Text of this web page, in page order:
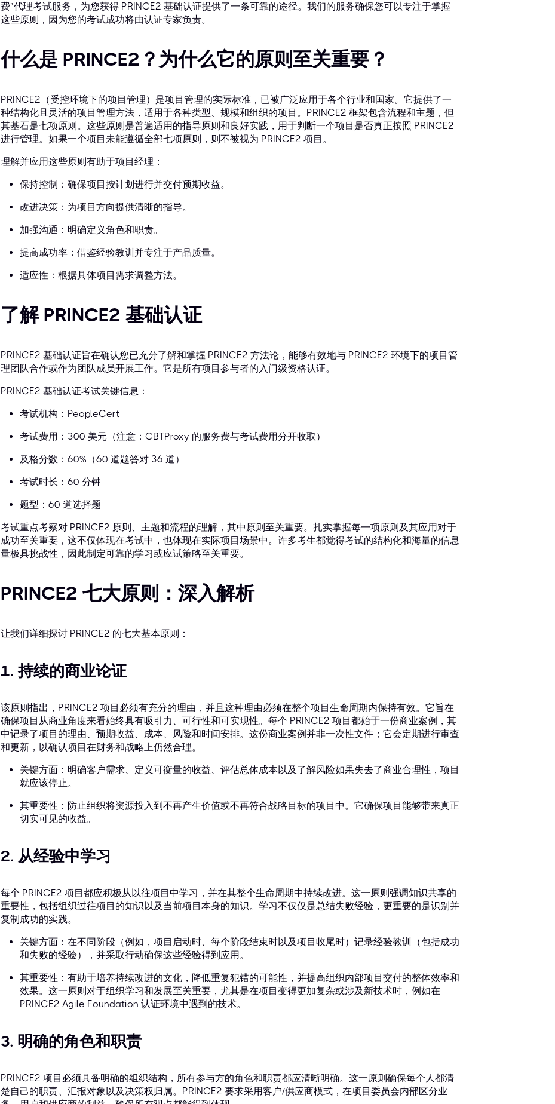
费”代理考试服务，为您获得 PRINCE2 基础认证提供了一条可靠的途径。我们的服务确保您可以专注于掌握
这些原则，因为您的考试成功将由认证专家负责。
什么是 PRINCE2？为什么它的原则至关重要？
PRINCE2（受控环境下的项目管理）是项目管理的实际标准，已被广泛应用于各个行业和国家。它提供了一
种结构化且灵活的项目管理方法，适用于各种类型、规模和组织的项目。PRINCE2 框架包含流程和主题，但
其基石是七项原则。这些原则是普遍适用的指导原则和良好实践，用于判断一个项目是否真正按照 PRINCE2
进行管理。如果一个项目未能遵循全部七项原则，则不被视为 PRINCE2 项目。
理解并应用这些原则有助于项目经理：
保持控制：确保项目按计划进行并交付预期收益。
改进决策：为项目方向提供清晰的指导。
加强沟通：明确定义角色和职责。
提高成功率：借鉴经验教训并专注于产品质量。
适应性：根据具体项目需求调整方法。
了解 PRINCE2 基础认证
PRINCE2 基础认证旨在确认您已充分了解和掌握 PRINCE2 方法论，能够有效地与 PRINCE2 环境下的项目管
理团队合作或作为团队成员开展工作。它是所有项目参与者的入门级资格认证。
PRINCE2 基础认证考试关键信息：
考试机构：PeopleCert
考试费用：300 美元（注意：CBTProxy 的服务费与考试费用分开收取）
及格分数：60%（60 道题答对 36 道）
考试时长：60 分钟
题型：60 道选择题
考试重点考察对 PRINCE2 原则、主题和流程的理解，其中原则至关重要。扎实掌握每一项原则及其应用对于
成功至关重要，这不仅体现在考试中，也体现在实际项目场景中。许多考生都觉得考试的结构化和海量的信息
量极具挑战性，因此制定可靠的学习或应试策略至关重要。
PRINCE2 七大原则：深入解析
让我们详细探讨 PRINCE2 的七大基本原则：
1. 持续的商业论证
该原则指出，PRINCE2 项目必须有充分的理由，并且这种理由必须在整个项目生命周期内保持有效。它旨在
确保项目从商业角度来看始终具有吸引力、可行性和可实现性。每个 PRINCE2 项目都始于一份商业案例，其
中记录了项目的理由、预期收益、成本、风险和时间安排。这份商业案例并非一次性文件；它会定期进行审查
和更新，以确认项目在财务和战略上仍然合理。
关键方面：明确客户需求、定义可衡量的收益、评估总体成本以及了解风险如果失去了商业合理性，项目
就应该停止。
其重要性：防止组织将资源投入到不再产生价值或不再符合战略目标的项目中。它确保项目能够带来真正
切实可见的收益。
2. 从经验中学习
每个 PRINCE2 项目都应积极从以往项目中学习，并在其整个生命周期中持续改进。这一原则强调知识共享的
重要性，包括组织过往项目的知识以及当前项目本身的知识。学习不仅仅是总结失败经验，更重要的是识别并
复制成功的实践。
关键方面：在不同阶段（例如，项目启动时、每个阶段结束时以及项目收尾时）记录经验教训（包括成功
和失败的经验），并采取行动确保这些经验得到应用。
其重要性：有助于培养持续改进的文化，降低重复犯错的可能性，并提高组织内部项目交付的整体效率和
效果。这一原则对于组织学习和发展至关重要，尤其是在项目变得更加复杂或涉及新技术时，例如在
PRINCE2 Agile Foundation 认证环境中遇到的技术。
3. 明确的角色和职责
PRINCE2 项目必须具备明确的组织结构，所有参与方的角色和职责都应清晰明确。这一原则确保每个人都清
楚自己的职责、汇报对象以及决策权归属。PRINCE2 要求采用客户/供应商模式，在项目委员会内部区分业